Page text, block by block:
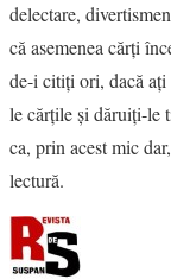
delectare,
că asemenea cărţi
de-i citiţi ori, dacă aţi
le cărţile şi dăruiţi-le
ca, prin acest mic
lectură.